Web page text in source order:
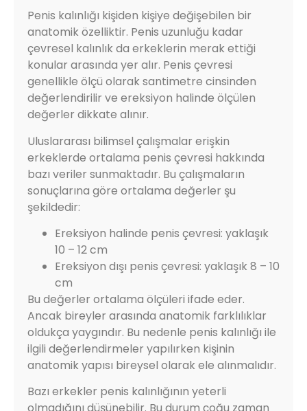
Penis kalınlığı kişiden kişiye değişebilen bir
anatomik özelliktir. Penis uzunluğu kadar
çevresel kalınlık da erkeklerin merak ettiği
konular arasında yer alır. Penis çevresi
genellikle ölçü olarak santimetre cinsinden
değerlendirilir ve ereksiyon halinde ölçülen
değerler dikkate alınır.
Uluslararası bilimsel çalışmalar erişkin
erkeklerde ortalama penis çevresi hakkında
bazı veriler sunmaktadır. Bu çalışmaların
sonuçlarına göre ortalama değerler şu
şekildedir:
Ereksiyon halinde penis çevresi: yaklaşık
10 – 12 cm
Ereksiyon dışı penis çevresi: yaklaşık 8 – 10
cm
Bu değerler ortalama ölçüleri ifade eder.
Ancak bireyler arasında anatomik farklılıklar
oldukça yaygındır. Bu nedenle penis kalınlığı ile
ilgili değerlendirmeler yapılırken kişinin
anatomik yapısı bireysel olarak ele alınmalıdır.
Bazı erkekler penis kalınlığının yeterli